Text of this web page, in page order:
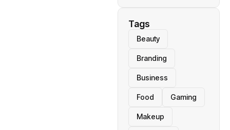
Tags
Beauty
Branding
Business
Food Gaming
Makeup